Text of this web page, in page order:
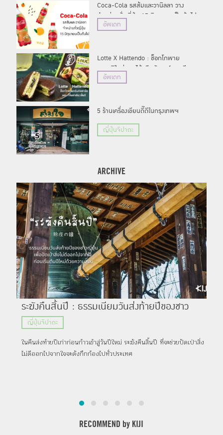
Coca-Cola รสส้มและวานิลลา วาง
จำหน่ายทั่วญี่ปุ่น 15 มิถุนายนเป็นต้นไป
อัพเดท
Lotte X Hattendo : ช็อกโกพาย
รสชาติใหม่สอดไส้ครีมคัสตาร์ดชาเขียว
ชั้นดี วางจำหน่ายทั่วญี่ปุ่นแล้ววันนี้
อัพเดท
5 ร้านเครื่องเขียนดี๊ดีในกรุงเทพฯ
ญี่ปุ่นจิปาถะ
ARCHIVE
ระฆังคืนสิ้นปี : ธรรมเนียมวันส่งท้ายปีของชาว
ญี่ปุ่น เพื่อปัดเป่าสิ่งไม่ดีออกไปจากใจ ก่อนเริ่มต้น
ปีใหม่
ญี่ปุ่นจิปาถะ
ในคืนส่งท้ายปีเก่าก่อนก้าวเข้าสู่วันปีใหม่ ระฆังคืนสิ้นปี ที่จะช่วยปัดเป่าสิ่ง
ไม่ดีออกไปจากใจจะดังกึกก้องไปทั่วประเทศ
RECOMMEND by KIJI